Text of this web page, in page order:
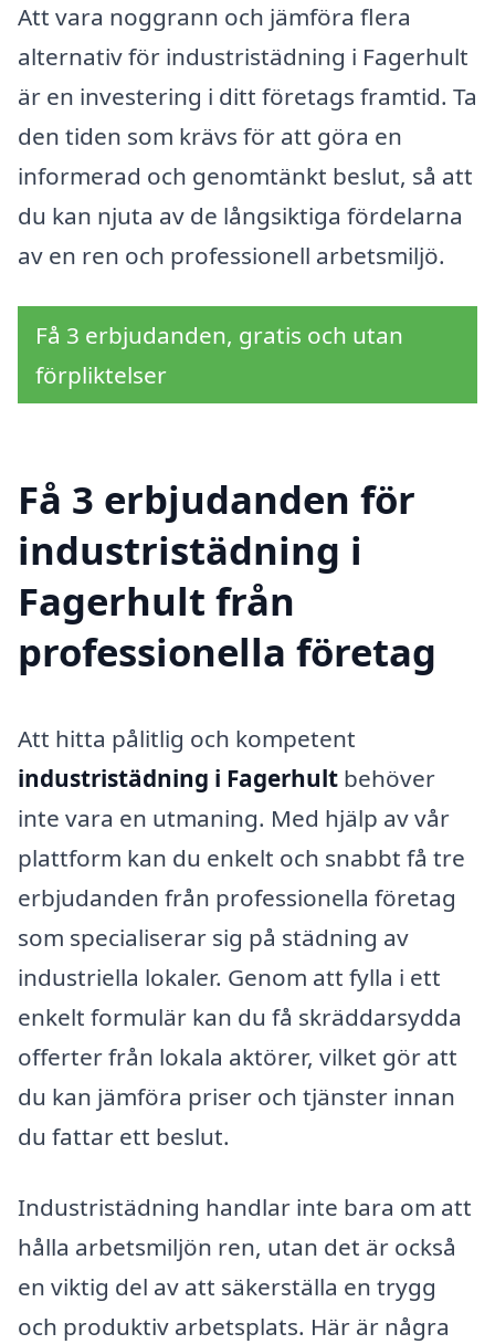
Att vara noggrann och jämföra flera
alternativ för industristädning i Fagerhult
är en investering i ditt företags framtid. Ta
den tiden som krävs för att göra en
informerad och genomtänkt beslut, så att
du kan njuta av de långsiktiga fördelarna
av en ren och professionell arbetsmiljö.
Få 3 erbjudanden, gratis och utan
förpliktelser
Få 3 erbjudanden för
industristädning i
Fagerhult från
professionella företag
Att hitta pålitlig och kompetent
industristädning i Fagerhult behöver
inte vara en utmaning. Med hjälp av vår
plattform kan du enkelt och snabbt få tre
erbjudanden från professionella företag
som specialiserar sig på städning av
industriella lokaler. Genom att fylla i ett
enkelt formulär kan du få skräddarsydda
offerter från lokala aktörer, vilket gör att
du kan jämföra priser och tjänster innan
du fattar ett beslut.
Industristädning handlar inte bara om att
hålla arbetsmiljön ren, utan det är också
en viktig del av att säkerställa en trygg
och produktiv arbetsplats. Här är några